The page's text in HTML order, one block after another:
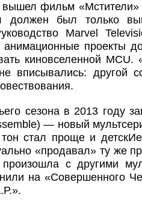
фильм «Мстители»
должен был только
Marvel
проекты
киновселенной
вписывались: другой
сезона в 2013 году
— новый
стал проще и
«продавал» ту же
с другими
на «Совершенного